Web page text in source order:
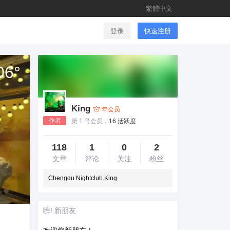
繁體中文
登录 快速注册
°
作者
King
年会员
第 1 号会员， 16 活跃度
118
文章
1
评论
0
关注
2
粉丝
Chengdu Nightclub King
嗨! 新朋友